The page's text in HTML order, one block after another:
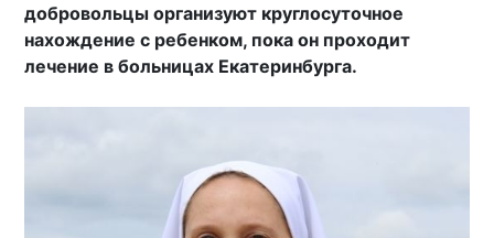
добровольцы организуют круглосуточное
нахождение с ребенком, пока он проходит
лечение в больницах Екатеринбурга.